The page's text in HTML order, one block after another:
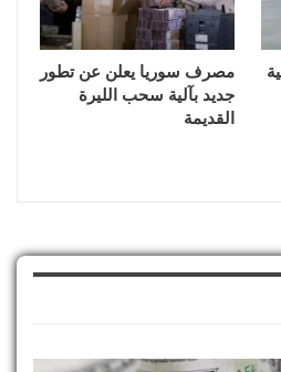
مصرف سوريا يعلن عن تطور
جديد بآلية سحب الليرة
القديمة